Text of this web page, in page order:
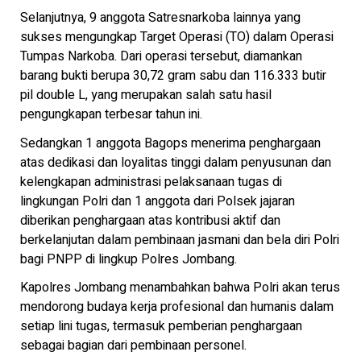
Selanjutnya, 9 anggota Satresnarkoba lainnya yang
sukses mengungkap Target Operasi (TO) dalam Operasi
Tumpas Narkoba. Dari operasi tersebut, diamankan
barang bukti berupa 30,72 gram sabu dan 116.333 butir
pil double L, yang merupakan salah satu hasil
pengungkapan terbesar tahun ini.
Sedangkan 1 anggota Bagops menerima penghargaan
atas dedikasi dan loyalitas tinggi dalam penyusunan dan
kelengkapan administrasi pelaksanaan tugas di
lingkungan Polri dan 1 anggota dari Polsek jajaran
diberikan penghargaan atas kontribusi aktif dan
berkelanjutan dalam pembinaan jasmani dan bela diri Polri
bagi PNPP di lingkup Polres Jombang.
Kapolres Jombang menambahkan bahwa Polri akan terus
mendorong budaya kerja profesional dan humanis dalam
setiap lini tugas, termasuk pemberian penghargaan
sebagai bagian dari pembinaan personel.